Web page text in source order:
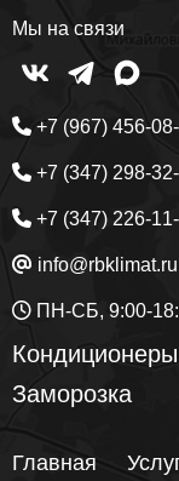
Мы на связи
+7 (967) 456-
+7 (347) 298-
+7 (347) 226-
info@rbklimat.ru
ПН-СБ, 9:00-
Кондиционеры
Заморозка
Главная